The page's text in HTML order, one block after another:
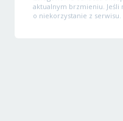
aktualnym brzmieniu. Jeśli
o niekorzystanie z serwisu.